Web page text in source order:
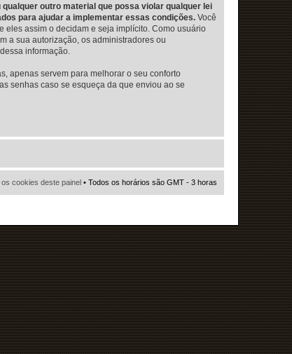
outro material que possa violar qualquer lei
para ajudar a implementar essas condições. Você
eles assim o decidam e seja implícito. Como usuário
a sua autorização, os administradores ou
informação.
apenas servem para melhorar o seu conforto
senhas caso se esqueça da que enviou ao se
cookies deste painel • Todos os horários são GMT - 3 horas